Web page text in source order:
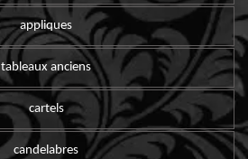
appliques
tableaux anciens
cartels
candelabres